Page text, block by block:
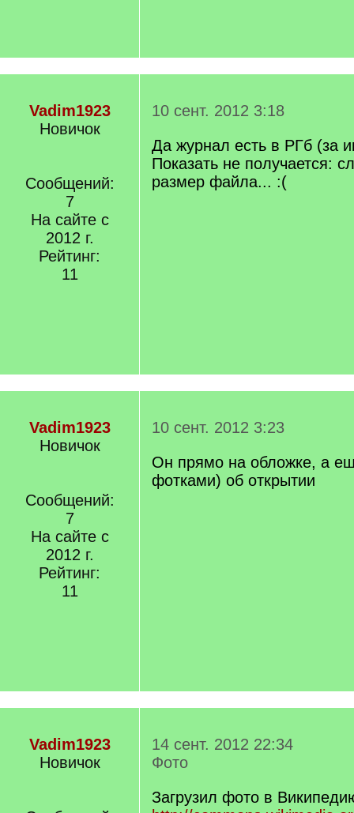
Vadim1923
Новичок
Сообщений:
7
На сайте с
2012 г.
Рейтинг:
11
10 сент. 2012 3:18
Да журнал есть в РГб (за
Показать не получается:
размер файла... :(
Vadim1923
Новичок
Сообщений:
7
На сайте с
2012 г.
Рейтинг:
11
10 сент. 2012 3:23
Он прямо на обложке, а
фотками) об открытии
Vadim1923
Новичок
14 сент. 2012 22:34
Фото
Загрузил фото в